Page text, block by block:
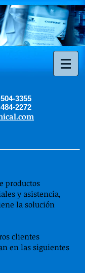
3355
2272
productos
y asistencia,
la solución
clientes
en las siguientes